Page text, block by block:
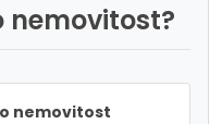
nemovitost?
nemovitost